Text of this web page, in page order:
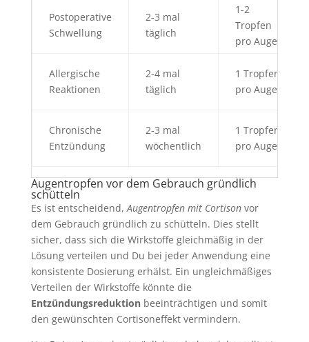
Postoperative
Schwellung
2-3 mal
täglich
1-2
Tropfen
pro Auge
Allergische
Reaktionen
2-4 mal
täglich
1 Tropfen
pro Auge
Chronische
Entzündung
2-3 mal
wöchentlich
1 Tropfen
pro Auge
Augentropfen vor dem Gebrauch gründlich
schütteln
Es ist entscheidend, Augentropfen mit Cortisonvor
dem Gebrauch gründlich zu schütteln. Dies stellt
sicher, dass sich die Wirkstoffe gleichmäßig in der
Lösung verteilen und Du bei jeder Anwendung eine
konsistente Dosierung erhälst. Ein ungleichmäßiges
Verteilen der Wirkstoffe könnte die
Entzündungsreduktionbeeinträchtigen und somit
den gewünschten Cortisoneffekt vermindern.